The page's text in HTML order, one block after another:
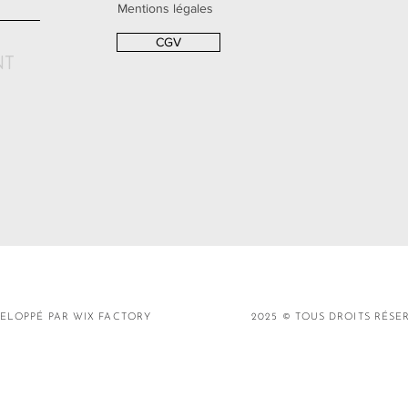
Mentions légales
CGV
PAR WIX FACTORY 2025 © TOUS DROITS